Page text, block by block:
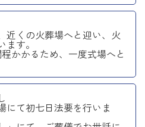
近くの火葬場へと迎い、火
す。
かかるため、一度式場へと
にて初七日法要を行いま